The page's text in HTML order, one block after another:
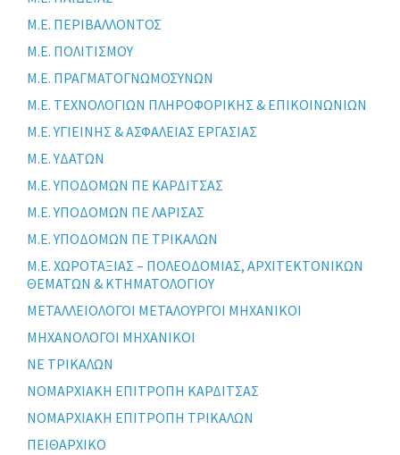
Μ.Ε. ΠΕΡΙΒΑΛΛΟΝΤΟΣ
Μ.Ε. ΠΟΛΙΤΙΣΜΟΥ
Μ.Ε. ΠΡΑΓΜΑΤΟΓΝΩΜΟΣΥΝΩΝ
Μ.Ε. ΤΕΧΝΟΛΟΓΙΩΝ ΠΛΗΡΟΦΟΡΙΚΗΣ & ΕΠΙΚΟΙΝΩΝΙΩΝ
Μ.Ε. ΥΓΙΕΙΝΗΣ & ΑΣΦΑΛΕΙΑΣ ΕΡΓΑΣΙΑΣ
Μ.Ε. ΥΔΑΤΩΝ
Μ.Ε. ΥΠΟΔΟΜΩΝ ΠΕ ΚΑΡΔΙΤΣΑΣ
Μ.Ε. ΥΠΟΔΟΜΩΝ ΠΕ ΛΑΡΙΣΑΣ
Μ.Ε. ΥΠΟΔΟΜΩΝ ΠΕ ΤΡΙΚΑΛΩΝ
Μ.Ε. ΧΩΡΟΤΑΞΙΑΣ – ΠΟΛΕΟΔΟΜΙΑΣ, ΑΡΧΙΤΕΚΤΟΝΙΚΩΝ
ΘΕΜΑΤΩΝ & ΚΤΗΜΑΤΟΛΟΓΙΟΥ
ΜΕΤΑΛΛΕΙΟΛΟΓΟΙ ΜΕΤΑΛΟΥΡΓΟΙ ΜΗΧΑΝΙΚΟΙ
ΜΗΧΑΝΟΛΟΓΟΙ ΜΗΧΑΝΙΚΟΙ
ΝΕ ΤΡΙΚΑΛΩΝ
ΝΟΜΑΡΧΙΑΚΗ ΕΠΙΤΡΟΠΗ ΚΑΡΔΙΤΣΑΣ
ΝΟΜΑΡΧΙΑΚΗ ΕΠΙΤΡΟΠΗ ΤΡΙΚΑΛΩΝ
ΠΕΙΘΑΡΧΙΚΟ